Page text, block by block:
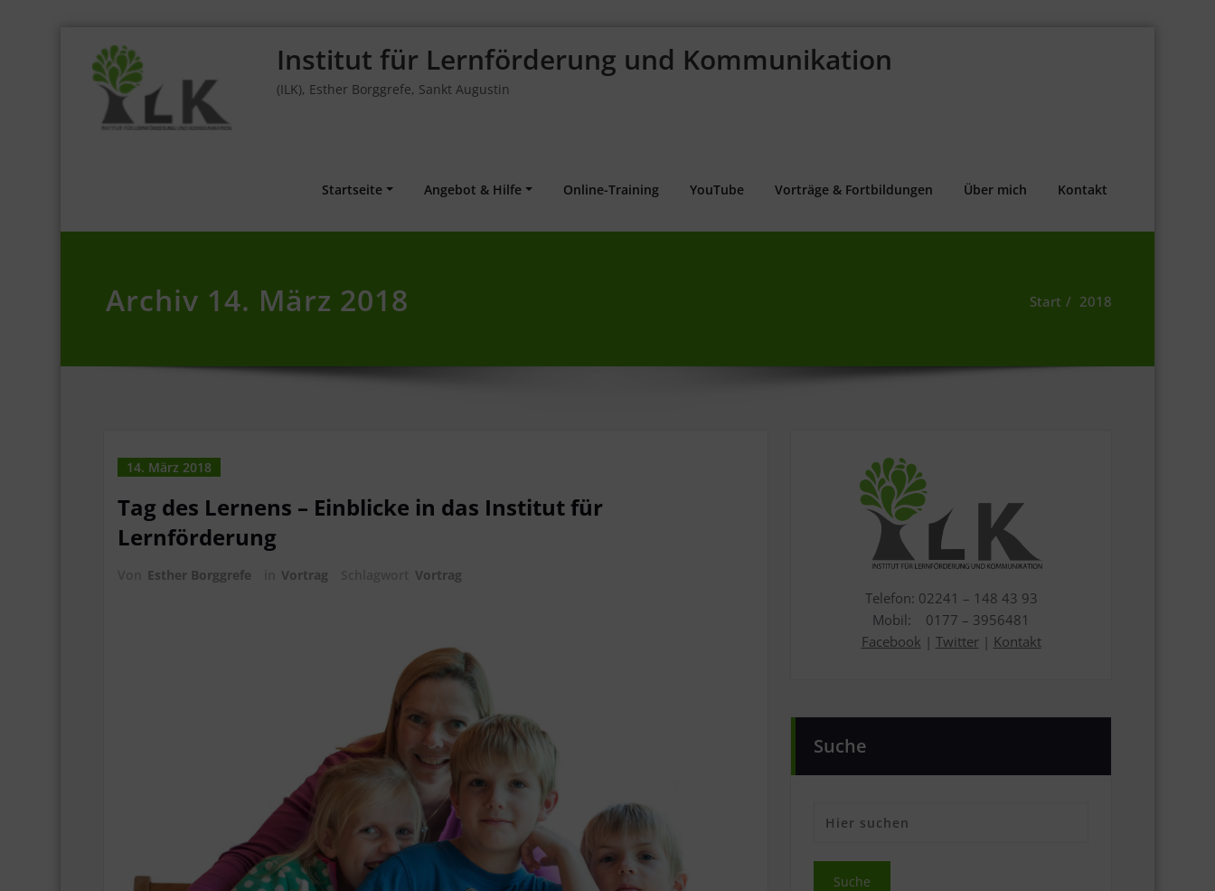
content
Institut für Lernförderung und Kommunikation
(ILK), Esther Borggrefe, Sankt Augustin
Startseite Angebot & Hilfe Online-Training YouTube Vorträge & Fortbildungen Über mich Kontakt
Archiv 14. März 2018 Start 2018
14. März 2018
Tag des Lernens – Einblicke in das Institut für
Lernförderung
Esther Borggrefe Vortrag Vortrag
Telefon: 02241 – 148 43 93
Mobil: 0177 – 3956481
Facebook | Twitter| Kontakt
Suche